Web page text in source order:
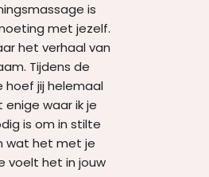
is
met jezelf.
het verhaal van
Tijdens de
hoef jij helemaal
enige waar ik je
is om in stilte
wat het met je
voelt het in jouw